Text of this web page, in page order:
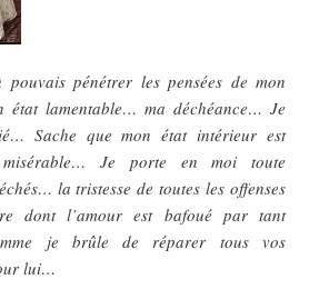
pénétrer les pensées de mon
lamentable… ma déchéance… Je
Sache que mon état intérieur est
Je porte en moi toute
la tristesse de toutes les offenses
dont l’amour est bafoué par tant
je brûle de réparer tous vos
lui…